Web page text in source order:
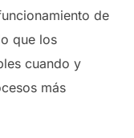
de
que los
cuando y
más